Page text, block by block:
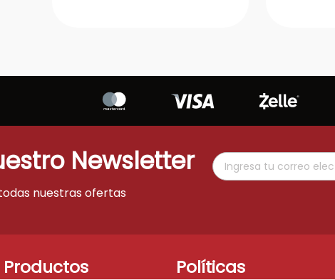
Newsletter
nuestras ofertas
Productos Políticas